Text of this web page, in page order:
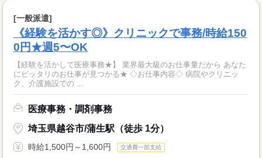
[一般派遣]
《経験を活かす◎》クリニックで事務/時給150
0円★週5〜OK
【経験を活かして医療事務★】 業界最大級のお仕事量だから あなた
にピッタリのお仕事が見つかる★ ◇お仕事内容◇ 病院やクリニッ
ク、介護施設での ...
医療事務・調剤事務
埼玉県越谷市/蒲生駅（徒歩 1分）
時給1,500円～1,600円 交通費一部支給